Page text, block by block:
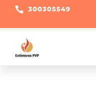
 300305549